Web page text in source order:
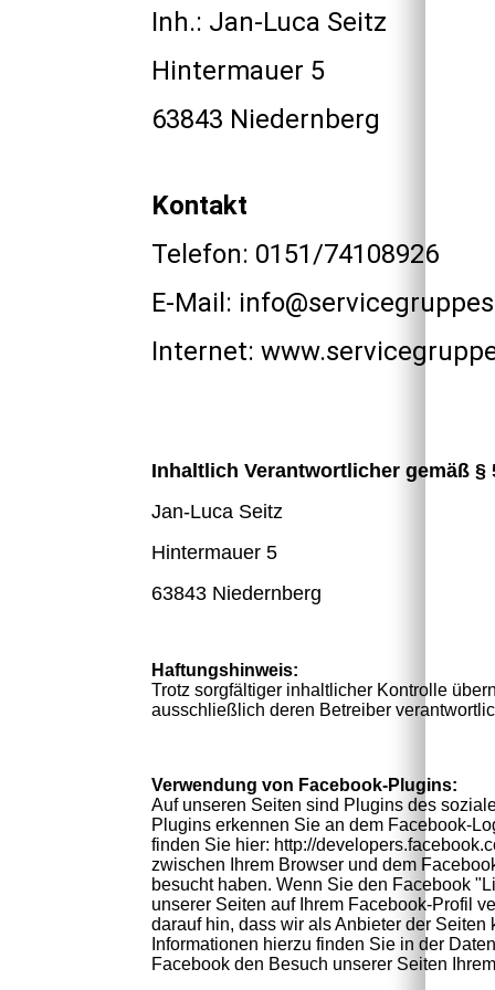
Inh.: Jan-Luca Seitz
Hintermauer 5
63843 Niedernberg
Kontakt
Telefon: 0151/74108926
E-Mail:
Internet:
Inhaltlich Verantwortlicher gemäß §
Jan-Luca Seitz
Hintermauer 5
63843 Niedernberg
Haftungshinweis:
Trotz sorgfältiger inhaltlicher Kontrolle
ausschließlich deren Betreiber
Verwendung von Facebook-Plugins:
Auf unseren Seiten sind Plugins des
Plugins erkennen Sie an dem Facebook-
finden Sie hier: http://
zwischen Ihrem Browser und dem
besucht haben. Wenn Sie den Facebook
unserer Seiten auf Ihrem Facebook-Profil
darauf hin, dass wir als Anbieter der
Informationen hierzu finden Sie in der
Facebook den Besuch unserer Seiten